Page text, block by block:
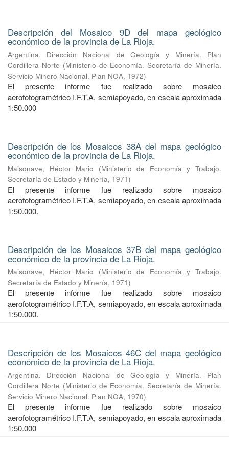
Descripción del Mosaico 9D del mapa geológico
económico de la provincia de La Rioja.
Argentina. Dirección Nacional de Geología y Minería. Plan
Cordillera Norte (Ministerio de Economía. Secretaría de Minería.
Servicio Minero Nacional. Plan NOA, 1972)
El presente informe fue realizado sobre mosaico
aerofotogramétrico I.F.T.A, semiapoyado, en escala aproximada
1:50.000
Descripción de los Mosaicos 38A del mapa geológico
económico de la provincia de La Rioja.
Maisonave, Héctor Mario (Ministerio de Economía y Trabajo.
Secretaría de Estado y Minería, 1971)
El presente informe fue realizado sobre mosaico
aerofotogramétrico I.F.T.A, semiapoyado, en escala aproximada
1:50.000.
Descripción de los Mosaicos 37B del mapa geológico
económico de la provincia de La Rioja.
Maisonave, Héctor Mario (Ministerio de Economía y Trabajo.
Secretaría de Estado y Minería, 1971)
El presente informe fue realizado sobre mosaico
aerofotogramétrico I.F.T.A, semiapoyado, en escala aproximada
1:50.000.
Descripción de los Mosaicos 46C del mapa geológico
económico de la provincia de La Rioja.
Argentina. Dirección Nacional de Geología y Minería. Plan
Cordillera Norte (Ministerio de Economía. Secretaría de Minería.
Servicio Minero Nacional. Plan NOA, 1970)
El presente informe fue realizado sobre mosaico
aerofotogramétrico I.F.T.A, semiapoyado, en escala aproximada
1:50.000